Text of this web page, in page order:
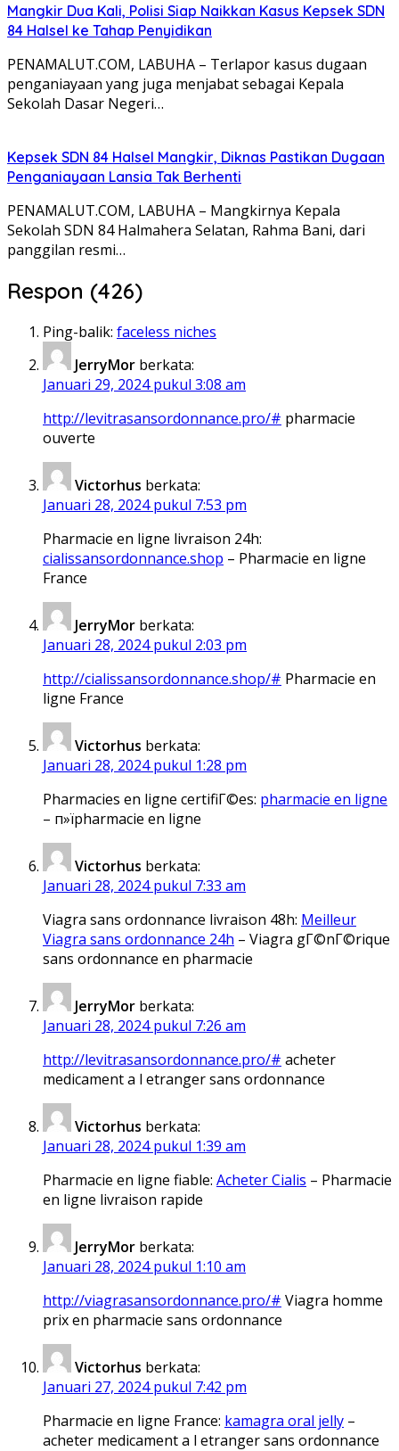
Mangkir Dua Kali, Polisi Siap Naikkan Kasus Kepsek SDN
84 Halsel ke Tahap Penyidikan
PENAMALUT.COM, LABUHA – Terlapor kasus dugaan
penganiayaan yang juga menjabat sebagai Kepala
Sekolah Dasar Negeri…
Kepsek SDN 84 Halsel Mangkir, Diknas Pastikan Dugaan
Penganiayaan Lansia Tak Berhenti
PENAMALUT.COM, LABUHA – Mangkirnya Kepala
Sekolah SDN 84 Halmahera Selatan, Rahma Bani, dari
panggilan resmi…
Respon (426)
Ping-balik: faceless niches
JerryMor berkata:
Januari 29, 2024 pukul 3:08 am
http://levitrasansordonnance.pro/# pharmacie
ouverte
Victorhus berkata:
Januari 28, 2024 pukul 7:53 pm
Pharmacie en ligne livraison 24h:
cialissansordonnance.shop – Pharmacie en ligne
France
JerryMor berkata:
Januari 28, 2024 pukul 2:03 pm
http://cialissansordonnance.shop/# Pharmacie en
ligne France
Victorhus berkata:
Januari 28, 2024 pukul 1:28 pm
Pharmacies en ligne certifiГ©es: pharmacie en ligne
– п»їpharmacie en ligne
Victorhus berkata:
Januari 28, 2024 pukul 7:33 am
Viagra sans ordonnance livraison 48h: Meilleur
Viagra sans ordonnance 24h – Viagra gГ©nГ©rique
sans ordonnance en pharmacie
JerryMor berkata:
Januari 28, 2024 pukul 7:26 am
http://levitrasansordonnance.pro/# acheter
medicament a l etranger sans ordonnance
Victorhus berkata:
Januari 28, 2024 pukul 1:39 am
Pharmacie en ligne fiable: Acheter Cialis – Pharmacie
en ligne livraison rapide
JerryMor berkata:
Januari 28, 2024 pukul 1:10 am
http://viagrasansordonnance.pro/# Viagra homme
prix en pharmacie sans ordonnance
Victorhus berkata:
Januari 27, 2024 pukul 7:42 pm
Pharmacie en ligne France: kamagra oral jelly –
acheter medicament a l etranger sans ordonnance